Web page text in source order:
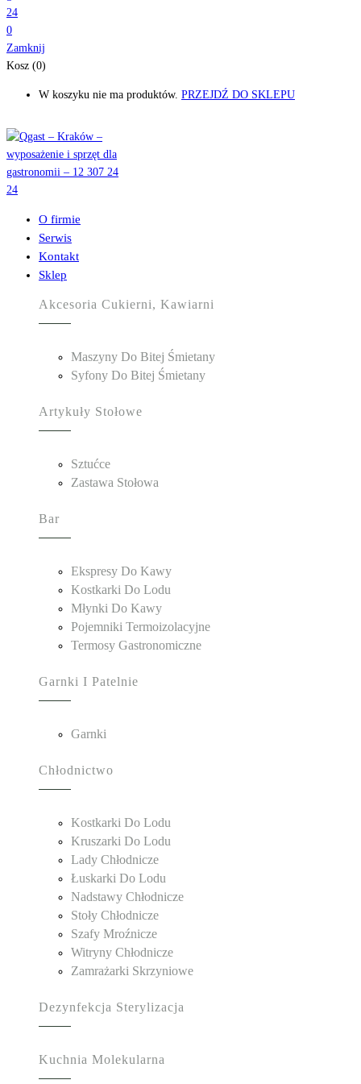
0
Zamknij
Kosz (0)
W koszyku nie ma produktów. PRZEJDŹ DO SKLEPU
O firmie
Serwis
Kontakt
Sklep
Akcesoria Cukierni, Kawiarni
Maszyny Do Bitej Śmietany
Syfony Do Bitej Śmietany
Artykuły Stołowe
Sztućce
Zastawa Stołowa
Bar
Ekspresy Do Kawy
Kostkarki Do Lodu
Młynki Do Kawy
Pojemniki Termoizolacyjne
Termosy Gastronomiczne
Garnki I Patelnie
Garnki
Chłodnictwo
Kostkarki Do Lodu
Kruszarki Do Lodu
Lady Chłodnicze
Łuskarki Do Lodu
Nadstawy Chłodnicze
Stoły Chłodnicze
Szafy Mroźnicze
Witryny Chłodnicze
Zamrażarki Skrzyniowe
Dezynfekcja Sterylizacja
Kuchnia Molekularna